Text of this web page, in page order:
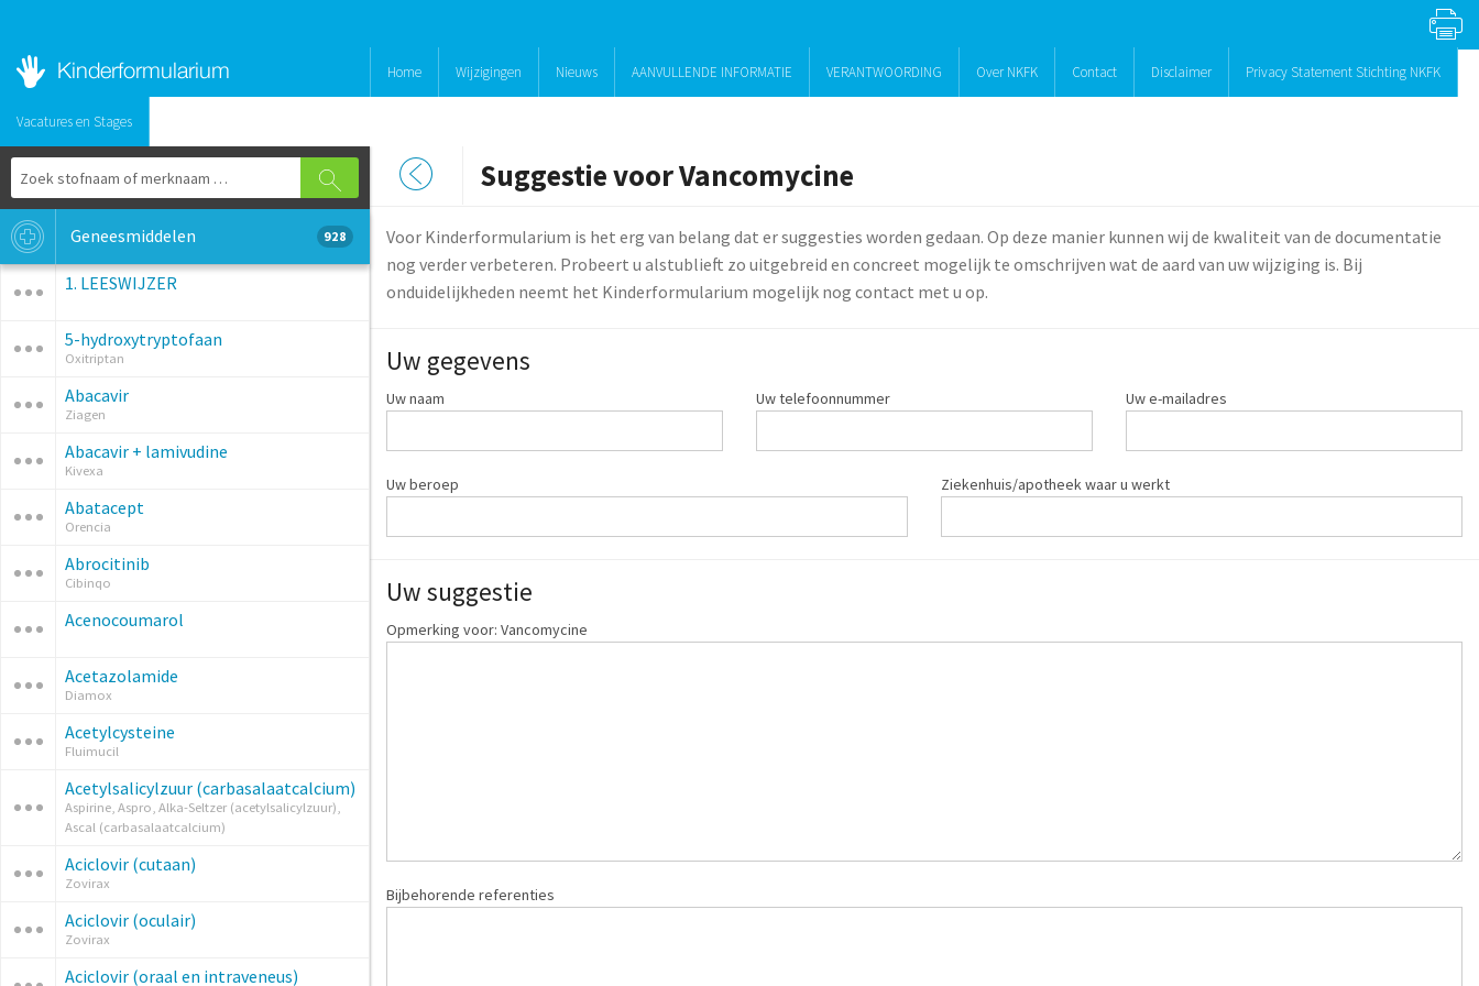
Home Wijzigingen Nieuws AANVULLENDE INFORMATIE VERANTWOORDING Over NKFK Contact Disclaimer Privacy Statement Stichting NKFK
Vacatures en Stages
Geneesmiddelen 928
1. LEESWIJZER
5-hydroxytryptofaan
Oxitriptan
Abacavir
Ziagen
Abacavir + lamivudine
Kivexa
Abatacept
Orencia
Abrocitinib
Cibinqo
Acenocoumarol
Acetazolamide
Diamox
Acetylcysteine
Fluimucil
Acetylsalicylzuur (carbasalaatcalcium)
Aspirine, Aspro, Alka-Seltzer (acetylsalicylzuur),
Ascal (carbasalaatcalcium)
Aciclovir (cutaan)
Zovirax
Aciclovir (oculair)
Zovirax
Aciclovir (oraal en intraveneus)
Suggestie voor Vancomycine
Voor Kinderformularium is het erg van belang dat er suggesties worden gedaan. Op deze manier kunnen wij de kwaliteit van de documentatie
nog verder verbeteren. Probeert u alstublieft zo uitgebreid en concreet mogelijk te omschrijven wat de aard van uw wijziging is. Bij
onduidelijkheden neemt het Kinderformularium mogelijk nog contact met u op.
Uw gegevens
Uw naam Uw telefoonnummer Uw e-mailadres
Uw beroep Ziekenhuis/apotheek waar u werkt
Uw suggestie
Opmerking voor: Vancomycine
Bijbehorende referenties